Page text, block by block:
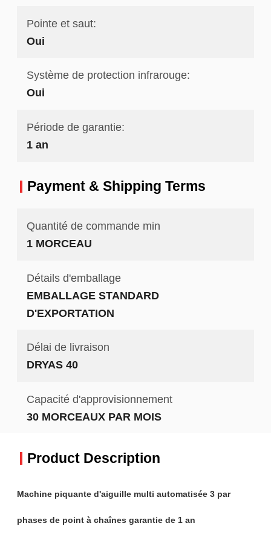
Pointe et saut:
Oui
Système de protection infrarouge:
Oui
Période de garantie:
1 an
Payment & Shipping Terms
Quantité de commande min
1 MORCEAU
Détails d'emballage
EMBALLAGE STANDARD
D'EXPORTATION
Délai de livraison
DRYAS 40
Capacité d'approvisionnement
30 MORCEAUX PAR MOIS
Product Description
Machine piquante d'aiguille multi automatisée 3 par
phases de point à chaînes garantie de 1 an